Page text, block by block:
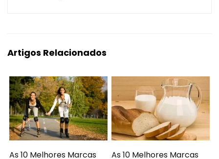
Artigos Relacionados
As 10 Melhores Marcas
As 10 Melhores Marcas